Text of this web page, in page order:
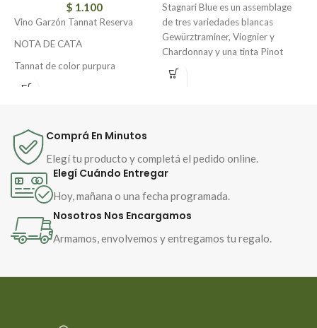
$ 1.100
Vino Garzón Tannat Reserva
NOTA DE CATA
Tannat de color purpura
un delicado aroma especiado. En
boca se presenta con marcada
personalidad. Sus taninos
maduros y su mineralidad lo
transforman en un vino con gran
identidad de terruño.
Stagnari Blue es un assemblage
de tres variedades blancas
Gewürztraminer, Viognier y
Chardonnay y una tinta Pinot
Noir, provenientes de los viñedos
de La Puebla, de suelos
fundador de la bodega, Héctor
Stagnari, se le suma la innovación
Renzo Stagnari.
Comprá En Minutos
Elegí tu producto y completá el pedido online.
Elegí Cuándo Entregar
Hoy, mañana o una fecha programada.
Nosotros Nos Encargamos
Armamos, envolvemos y entregamos tu regalo.